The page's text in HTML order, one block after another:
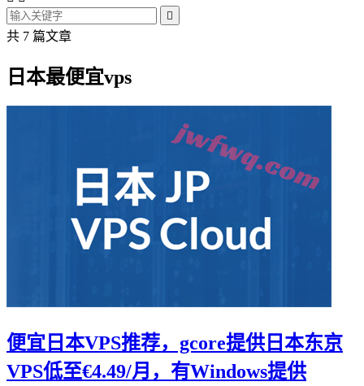

共 7 篇文章
日本最便宜vps
便宜日本VPS推荐，gcore提供日本东京
VPS低至€4.49/月，有Windows提供